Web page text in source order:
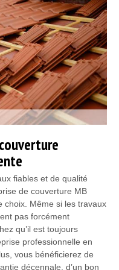
fiables et de qualité
de couverture MB
choix. Même si les travaux
pas forcément
qu’il est toujours
professionnelle en
vous bénéficierez de
décennale, d’un bon